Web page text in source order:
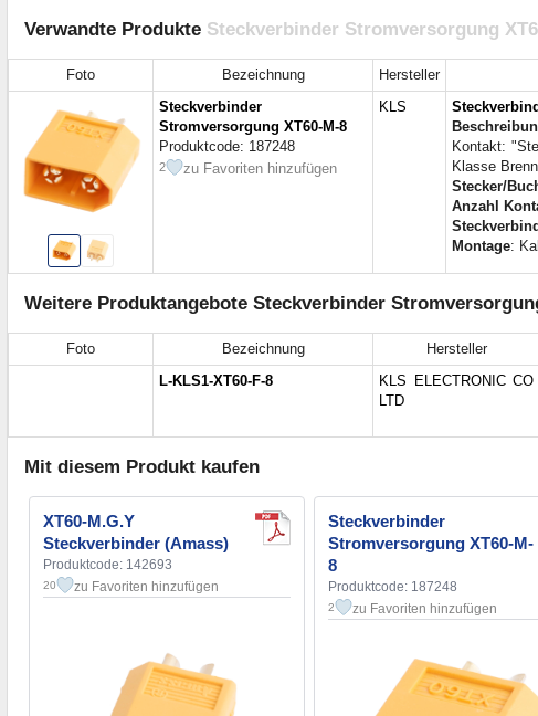
Verwandte Produkte Steckverbinder Stromversorgung
Foto Bezeichnung Hersteller
Steckverbinder
Stromversorgung XT60-M-8
Produktcode: 187248
2 zu Favoriten hinzufügen
KLS
Kontakt:
Klasse
Stecker/
Anzahl
Montage:
Weitere Produktangebote Steckverbinder
Foto Bezeichnung Hersteller
L-KLS1-XT60-F-8
KLS ELECTRONIC CO
LTD
Mit diesem Produkt kaufen
XT60-M.G.Y
Steckverbinder (Amass)
Produktcode: 142693
20 zu Favoriten hinzufügen
Steckverbinder
Stromversorgung XT60-M-
8
Produktcode: 187248
2 zu Favoriten hinzufügen